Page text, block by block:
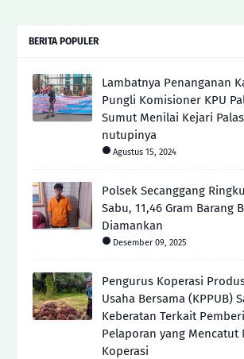
BERITA POPULER
Lambatnya Penanganan
Pungli Komisioner KPU
Sumut Menilai Kejari
nutupinya
Agustus 15, 2024
Polsek Secanggang
Sabu, 11,46 Gram Barang
Diamankan
Desember 09, 2025
Pengurus Koperasi
Usaha Bersama (KPPUB)
Keberatan Terkait
Pelaporan yang Mencatut
Koperasi